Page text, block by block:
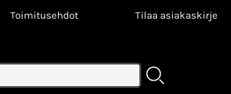
Toimitusehdot Tilaa asiakaskirje